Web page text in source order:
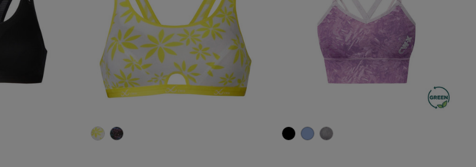
ZTY087 白色小花圖案 (CR)
ZTY087 黑色線條圖案 (GR) HTY111 黑色 (BL)
HTY111 藍色 (GB)
HTY111 灰色×粉紅色 (SP)